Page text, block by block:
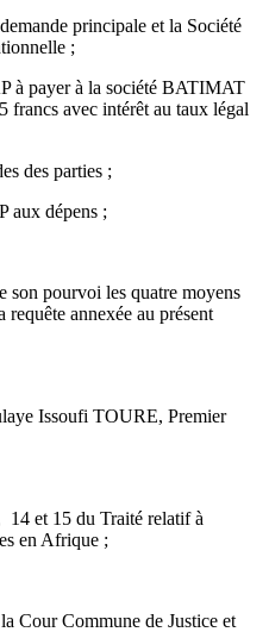
principale et la Société
;
à payer à la société BATIMAT
francs avec intérêt au taux légal
des parties ;
aux dépens ;
son pourvoi les quatre moyens
requête annexée au présent
Issoufi TOURE, Premier
14 et 15 du Traité relatif à
en Afrique ;
Cour Commune de Justice et